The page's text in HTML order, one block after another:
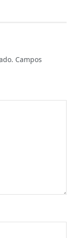
Campos